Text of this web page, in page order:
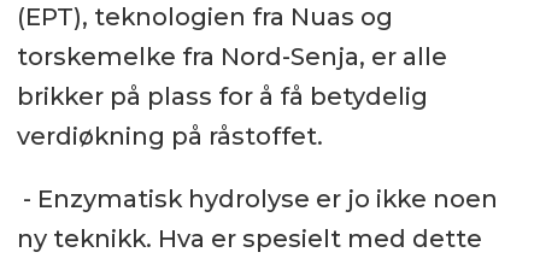
(EPT), teknologien fra Nuas og
torskemelke fra Nord-Senja, er alle
brikker på plass for å få betydelig
verdiøkning på råstoffet.
- Enzymatisk hydrolyse er jo ikke noen
ny teknikk. Hva er spesielt med dette